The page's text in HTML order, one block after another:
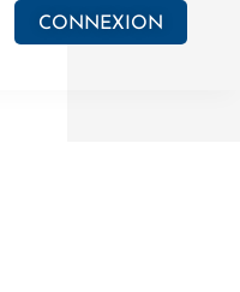
CONNEXION